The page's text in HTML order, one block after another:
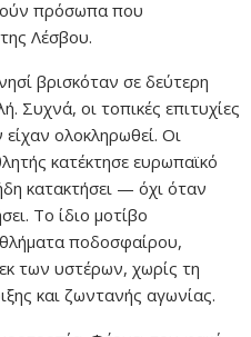
πρόσωπα που
Λέσβου.
βρισκόταν σε δεύτερη
Συχνά, οι τοπικές επιτυχίες
ολοκληρωθεί. Οι
κατέκτησε ευρωπαϊκό
κατακτήσει — όχι όταν
Το ίδιο μοτίβο
ποδοσφαίρου,
των υστέρων, χωρίς τη
και ζωντανής αγωνίας.